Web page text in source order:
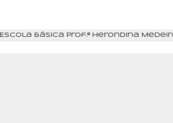
Escola Básica Prof.ª Herondina